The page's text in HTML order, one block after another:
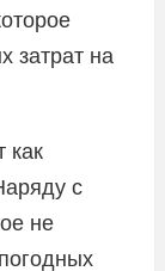
затрат на
как
с
не